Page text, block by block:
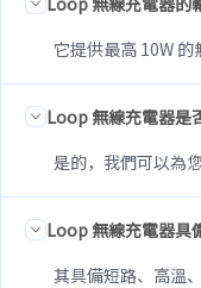
它提供最高 10W 的
Loop 無線充電器是
是的，我們可以為
Loop 無線充電器具
其具備短路、高溫